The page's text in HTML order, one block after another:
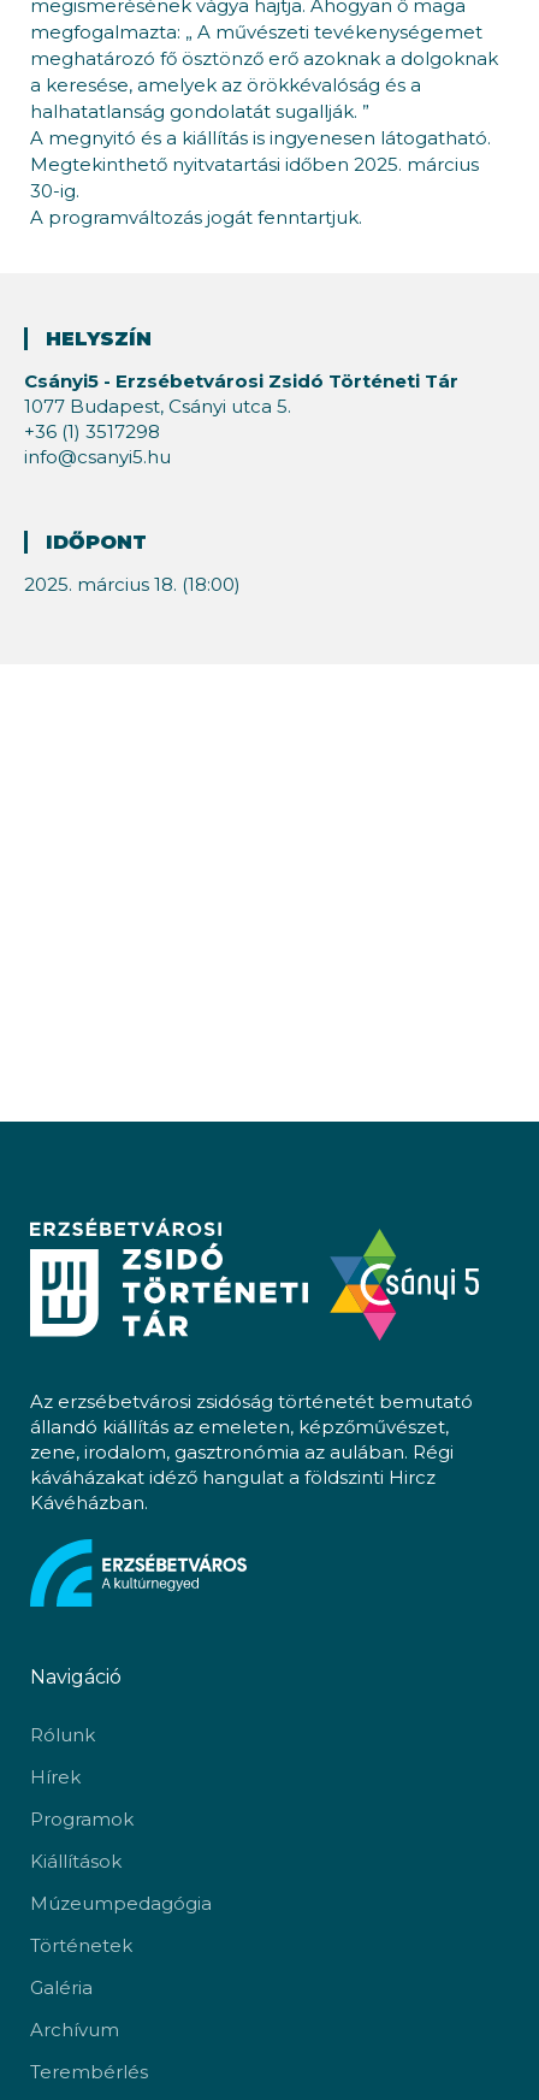
megismerésének vágya hajtja. Ahogyan ő maga
megfogalmazta: „ A művészeti tevékenységemet
meghatározó fő ösztönző erő azoknak a dolgoknak
a keresése, amelyek az örökkévalóság és a
halhatatlanság gondolatát sugallják. ”
A megnyitó és a kiállítás is ingyenesen látogatható.
Megtekinthető nyitvatartási időben 2025. március
30-ig.
A programváltozás jogát fenntartjuk.
HELYSZÍN
Csányi5 - Erzsébetvárosi Zsidó Történeti Tár
1077 Budapest, Csányi utca 5.
+36 (1) 3517298
info@csanyi5.hu
IDŐPONT
2025. március 18. (18:00)
Az erzsébetvárosi zsidóság történetét bemutató
állandó kiállítás az emeleten, képzőművészet,
zene, irodalom, gasztronómia az aulában. Régi
káváházakat idéző hangulat a földszinti Hircz
Kávéházban.
Navigáció
Rólunk
Hírek
Programok
Kiállítások
Múzeumpedagógia
Történetek
Galéria
Archívum
Terembérlés